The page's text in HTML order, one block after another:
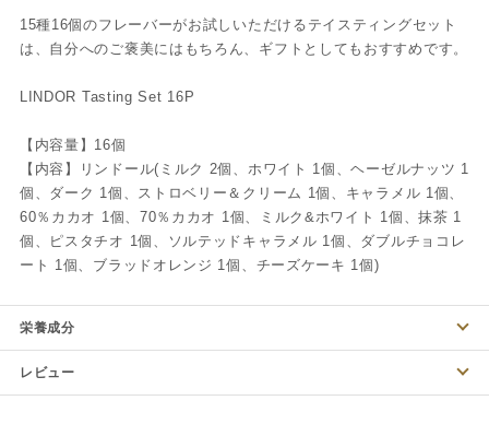
15種16個のフレーバーがお試しいただけるテイスティングセット
は、自分へのご褒美にはもちろん、ギフトとしてもおすすめです。
LINDOR Tasting Set 16P
【内容量】16個
【内容】リンドール(ミルク 2個、ホワイト 1個、ヘーゼルナッツ 1
個、ダーク 1個、ストロベリー＆クリーム 1個、キャラメル 1個、
60％カカオ 1個、70％カカオ 1個、ミルク&ホワイト 1個、抹茶 1
個、ピスタチオ 1個、ソルテッドキャラメル 1個、ダブルチョコレ
ート 1個、ブラッドオレンジ 1個、チーズケーキ 1個)
栄養成分
レビュー